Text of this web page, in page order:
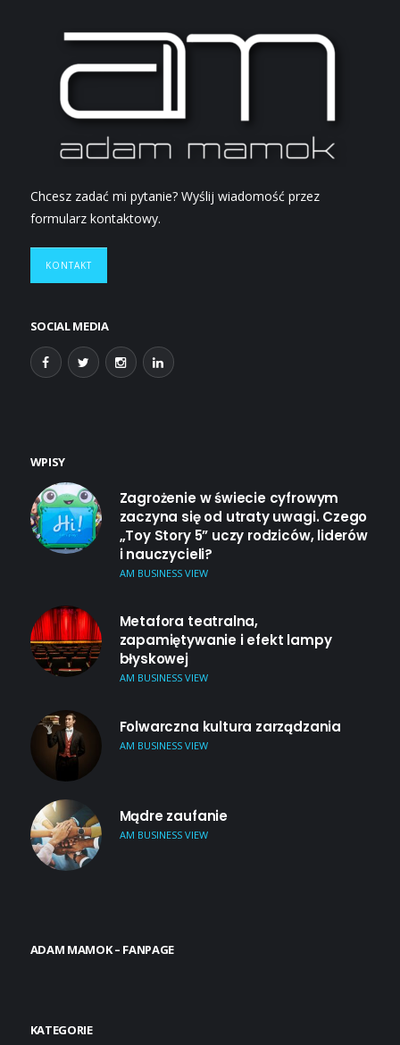
Chcesz zadać mi pytanie? Wyślij wiadomość przez
formularz kontaktowy.
KONTAKT
SOCIAL MEDIA
WPISY
Zagrożenie w świecie cyfrowym
zaczyna się od utraty uwagi. Czego
„Toy Story 5” uczy rodziców, liderów
i nauczycieli?
AM BUSINESS VIEW
Metafora teatralna,
zapamiętywanie i efekt lampy
błyskowej
AM BUSINESS VIEW
Folwarczna kultura zarządzania
AM BUSINESS VIEW
Mądre zaufanie
AM BUSINESS VIEW
ADAM MAMOK – FANPAGE
KATEGORIE